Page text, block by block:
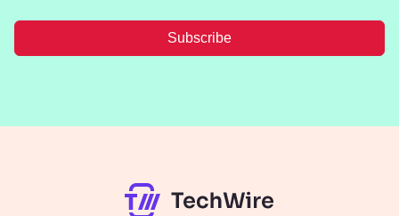
Subscribe